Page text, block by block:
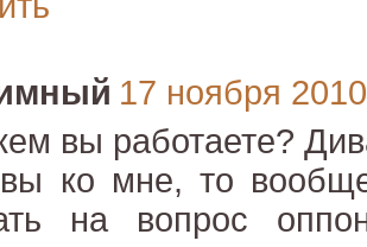
17 ноября
вы работаете?
ко мне, то
на вопрос